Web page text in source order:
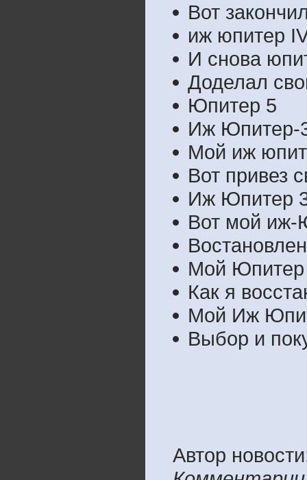
Вот
иж юпитер
И снова
Доделал
Юпитер 5
Иж Юпитер-
Мой иж
Вот привез
Иж Юпитер
Вот мой иж-
Мой
Как я
Мой Иж
Выбор и
Автор